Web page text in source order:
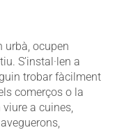
urbà, ocupen
S’instal·len a
trobar fàcilment
comerços o la
a cuines,